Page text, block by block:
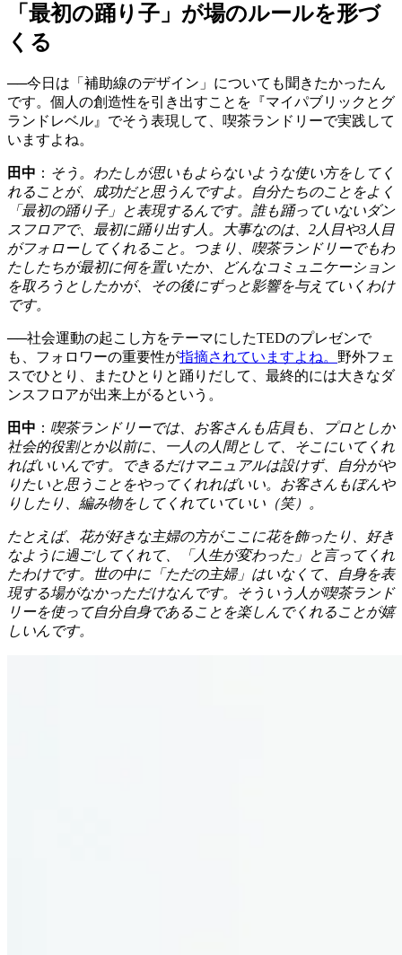
「最初の踊り子」が場のルールを形づ
くる
──今日は「補助線のデザイン」についても聞きたかったん
です。個人の創造性を引き出すことを『マイパブリックとグ
ランドレベル』でそう表現して、喫茶ランドリーで実践して
いますよね。
田中 ： そう。わたしが思いもよらないような使い方をしてく
れることが、成功だと思うんですよ。自分たちのことをよく
「最初の踊り子」と表現するんです。誰も踊っていないダン
スフロアで、最初に踊り出す人。大事なのは、2人目や3人目
がフォローしてくれること。つまり、喫茶ランドリーでもわ
たしたちが最初に何を置いたか、どんなコミュニケーション
を取ろうとしたかが、その後にずっと影響を与えていくわけ
です。
──社会運動の起こし方をテーマにしたTEDのプレゼンで
も、フォロワーの重要性が指摘されていますよね。 野外フェ
スでひとり、またひとりと踊りだして、最終的には大きなダ
ンスフロアが出来上がるという。
田中 ： 喫茶ランドリーでは、お客さんも店員も、プロとしか
社会的役割とか以前に、一人の人間として、そこにいてくれ
ればいいんです。できるだけマニュアルは設けず、自分がや
りたいと思うことをやってくれればいい。お客さんもぼんや
りしたり、編み物をしてくれていていい（笑）。
たとえば、花が好きな主婦の方がここに花を飾ったり、好き
なように過ごしてくれて、「人生が変わった」と言ってくれ
たわけです。世の中に「ただの主婦」はいなくて、自身を表
現する場がなかっただけなんです。そういう人が喫茶ランド
リーを使って自分自身であることを楽しんでくれることが嬉
しいんです。